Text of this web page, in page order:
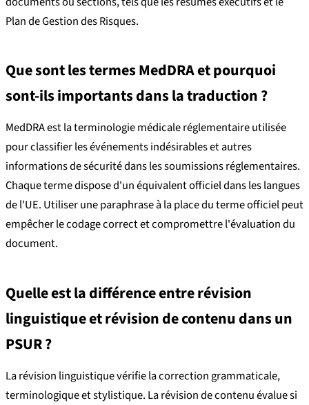
Plan de Gestion des Risques.
Que sont les termes MedDRA et pourquoi
sont-ils importants dans la traduction ?
MedDRA est la terminologie médicale réglementaire utilisée
pour classifier les événements indésirables et autres
informations de sécurité dans les soumissions réglementaires.
Chaque terme dispose d'un équivalent officiel dans les langues
de l'UE. Utiliser une paraphrase à la place du terme officiel peut
empêcher le codage correct et compromettre l'évaluation du
document.
Quelle est la différence entre révision
linguistique et révision de contenu dans un
PSUR ?
La révision linguistique vérifie la correction grammaticale,
terminologique et stylistique. La révision de contenu évalue si